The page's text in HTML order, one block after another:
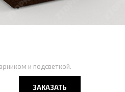
и подсветкой.
ЗАКАЗАТЬ